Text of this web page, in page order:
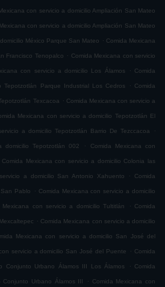
con servicio a domicilio Ampliación San Mateo
con servicio a domicilio Ampliación San Mateo
México Parque San Mateo . Comida Mexicana
Francisco Tenopalco . Comida Mexicana con servicio
con servicio a domicilio Los Álamos . Comida
Tepotzotlán Parque Industrial Los Cedros . Comida
Texcacoa . Comida Mexicana con servicio a
Mexicana con servicio a domicilio Tepotzotlán El
a domicilio Tepotzotlán Barrio De Tezccacoa .
domicilio Tepotzotlán 002 . Comida Mexicana con
Comida Mexicana con servicio a domicilio Colonia las
a domicilio San Antonio Xahuento . Comida
Pablo . Comida Mexicana con servicio a domicilio
Mexicana con servicio a domicilio Tultitlán . Comida
. Comida Mexicana con servicio a domicilio
Mexicana con servicio a domicilio San José del
servicio a domicilio San José del Puente . Comida
Conjunto Urbano Álamos III Los Álamos . Comida
Conjunto Urbano Álamos III . Comida Mexicana con